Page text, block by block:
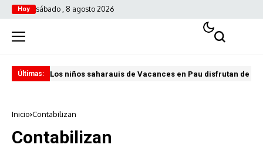
Hoy sábado , 8 agosto 2026
Últimas: Los niños saharauis de Vacances en Pau disfrutan de
Inicio Contabilizan
Contabilizan